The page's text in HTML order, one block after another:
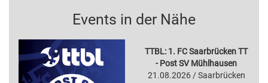
Events in der Nähe
TTBL: 1. FC Saarbrücken TT
- Post SV Mühlhausen
21.08.2026 / Saarbrücken